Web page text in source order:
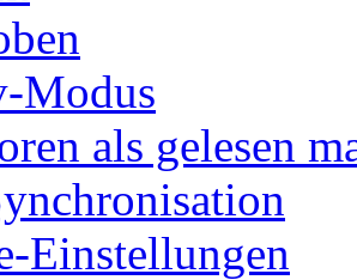
Modus
als gelesen
Einstellungen